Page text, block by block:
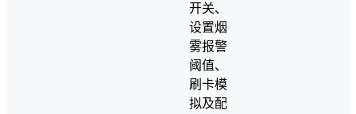
开关、
设置烟
雾报警
阈值、
刷卡模
拟及配